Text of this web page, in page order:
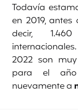
Todavía
en 2019,
decir,
2022 son
para el
nuevamente a